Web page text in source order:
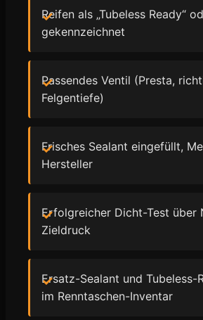
Reifen als „Tubeless Ready“
gekennzeichnet
Passendes Ventil (Presta,
Felgentiefe)
Frisches Sealant eingefüllt,
Hersteller
Erfolgreicher Dicht-Test über
Zieldruck
Ersatz-Sealant und Tubeless-
im Renntaschen-Inventar